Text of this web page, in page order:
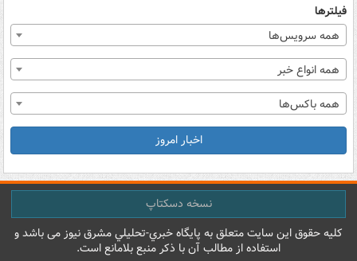
فیلترها
همه سرویس‌ها
همه انواع خبر
همه باکس‌ها
اخبار امروز
نسخه دسکتاپ
کليه حقوق اين سايت متعلق به پایگاه خبري-تحليلي مشرق نيوز می باشد و
استفاده از مطالب آن با ذکر منبع بلامانع است.